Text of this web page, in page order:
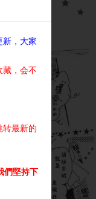
新，大家
，会不
最新的
們堅持下